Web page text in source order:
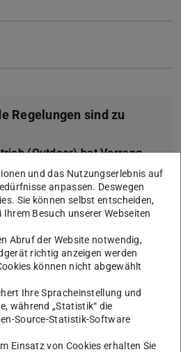
Regelungen sind zu
(Outdoor) hat Vorrang
! Während des Kursbetriebs
stattfinden.
– 22.00 Uhr
Uhr
habt ihr die Möglichkeit im
und das Nutzungserlebnis auf
anpassen. Deswegen
Sie können selbst entscheiden,
Besuch unserer Webseiten
Abruf der Website notwendig,
richtig anzeigen werden
können nicht abgewählt
Ihre Spracheinstellung und
während „Statistik“ die
Source-Statistik-Software
Einsatz von Cookies erhalten Sie